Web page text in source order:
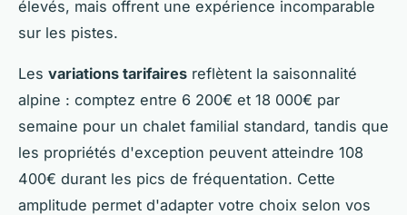
élevés, mais offrent une expérience incomparable
sur les pistes.
Les variations tarifaires reflètent la saisonnalité
alpine : comptez entre 6 200€ et 18 000€ par
semaine pour un chalet familial standard, tandis que
les propriétés d'exception peuvent atteindre 108
400€ durant les pics de fréquentation. Cette
amplitude permet d'adapter votre choix selon vos